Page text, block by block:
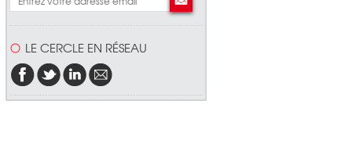
LE CERCLE EN RÉSEAU